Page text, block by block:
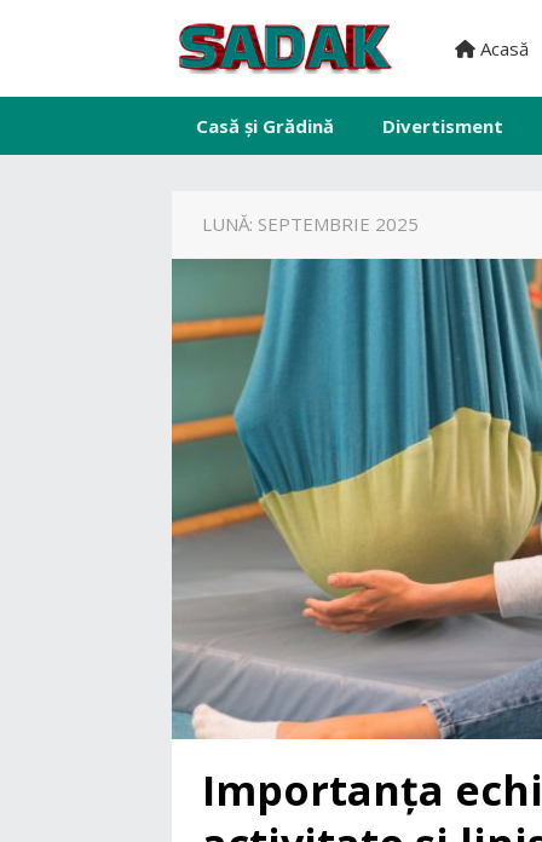
Acasă
Casă și Grădină Divertisment
LUNĂ: SEPTEMBRIE 2025
Importanța